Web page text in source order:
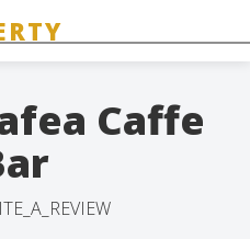
Caffe